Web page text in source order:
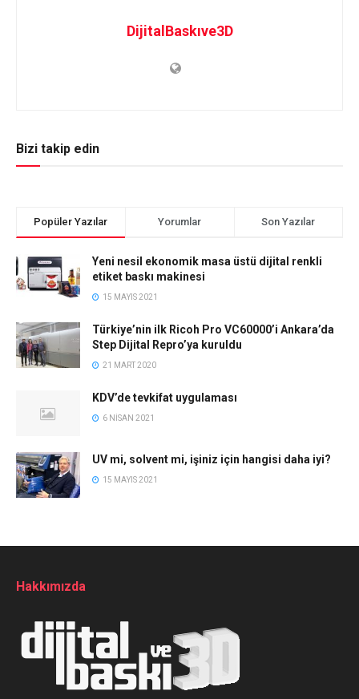
DijitalBaskıve3D
Bizi takip edin
Popüler Yazılar Yorumlar Son Yazılar
Yeni nesil ekonomik masa üstü dijital renkli
etiket baskı makinesi
15 MAYIS 2021
Türkiye’nin ilk Ricoh Pro VC60000’i Ankara’da
Step Dijital Repro’ya kuruldu
21 MART 2020
KDV’de tevkifat uygulaması
6 NISAN 2021
UV mi, solvent mi, işiniz için hangisi daha iyi?
15 MAYIS 2021
Hakkımızda